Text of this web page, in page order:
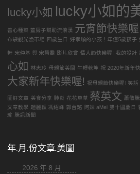
分
類
lucky小如 lucky小如的
善心種菜 蓋房子幫助流浪漢 元宵節快樂
布袋觀光漁市場 四歲生日 好孝順的小孩！年僅5歲孩子
軒 宋仲基 與 宋慧喬 影片欣賞 情人節快樂喔! 我的設計
心如 林志玲 母親節美圖 牛轉乾坤 祝 2020年新年
大家新年快樂喔! 祝母親節快樂喔! 笑話
圖好文章 美食分享 肺炎 花花草草 蔡英文 蕭敬騰
文章教學 趙麗穎 馮紹峰 郭台銘 阿妹 aMei 雙十國慶日
瑜 騰訊新聞
年.月.份文章.美圖
2026 年 8 月